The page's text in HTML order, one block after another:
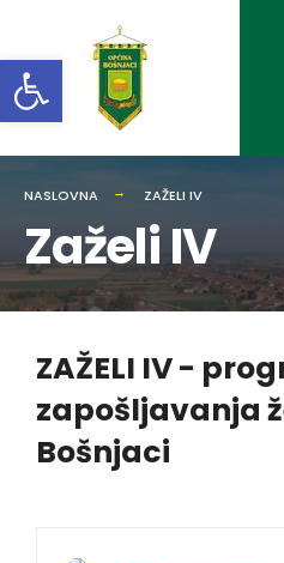
Open toolbar
NASLOVNA ZAŽELI IV
Zaželi IV
ZAŽELI IV -
zapošljavanja
Bošnjaci